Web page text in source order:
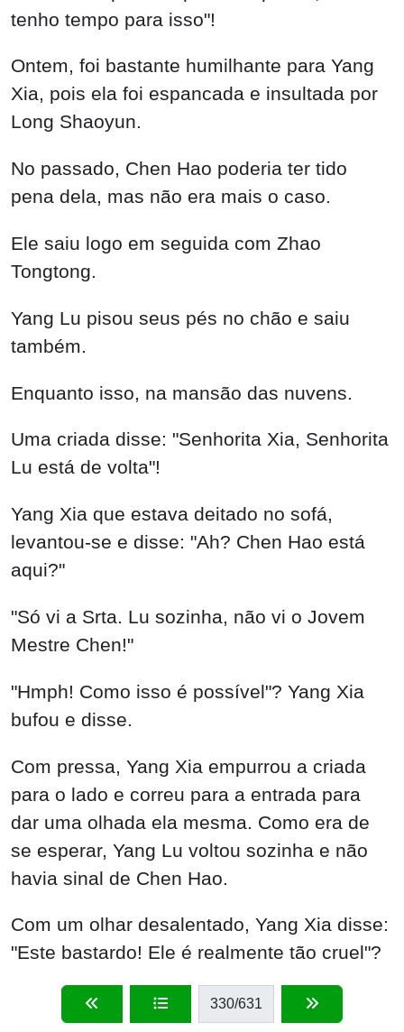
tenho tempo para isso"!
Ontem, foi bastante humilhante para Yang
Xia, pois ela foi espancada e insultada por
Long Shaoyun.
No passado, Chen Hao poderia ter tido
pena dela, mas não era mais o caso.
Ele saiu logo em seguida com Zhao
Tongtong.
Yang Lu pisou seus pés no chão e saiu
também.
Enquanto isso, na mansão das nuvens.
Uma criada disse: "Senhorita Xia, Senhorita
Lu está de volta"!
Yang Xia que estava deitado no sofá,
levantou-se e disse: "Ah? Chen Hao está
aqui?"
"Só vi a Srta. Lu sozinha, não vi o Jovem
Mestre Chen!"
"Hmph! Como isso é possível"? Yang Xia
bufou e disse.
Com pressa, Yang Xia empurrou a criada
para o lado e correu para a entrada para
dar uma olhada ela mesma. Como era de
se esperar, Yang Lu voltou sozinha e não
havia sinal de Chen Hao.
Com um olhar desalentado, Yang Xia disse:
"Este bastardo! Ele é realmente tão cruel"?
330/631